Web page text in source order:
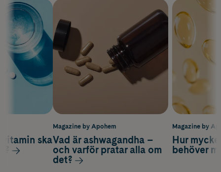
Magazine by
Hur
behöver
ska
Magazine by Apohem
Vad är ashwagandha –
och varför pratar alla om
det?